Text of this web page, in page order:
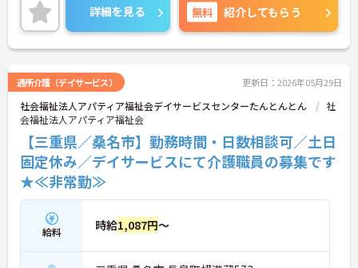
詳細を見る 無料 紹介してもらう
通所介護（デイサービス） 更新日：2026年05月29日
社会福祉法人アパティア福祉会デイサービスセンターたんとんとん
社
会福祉法人アパティア福祉会
【三重県／桑名市】勤務時間・日数相談可／土日
固定休み／デイサービスにて介護職員の募集です
★≪非常勤≫
給料 時給1,087円～